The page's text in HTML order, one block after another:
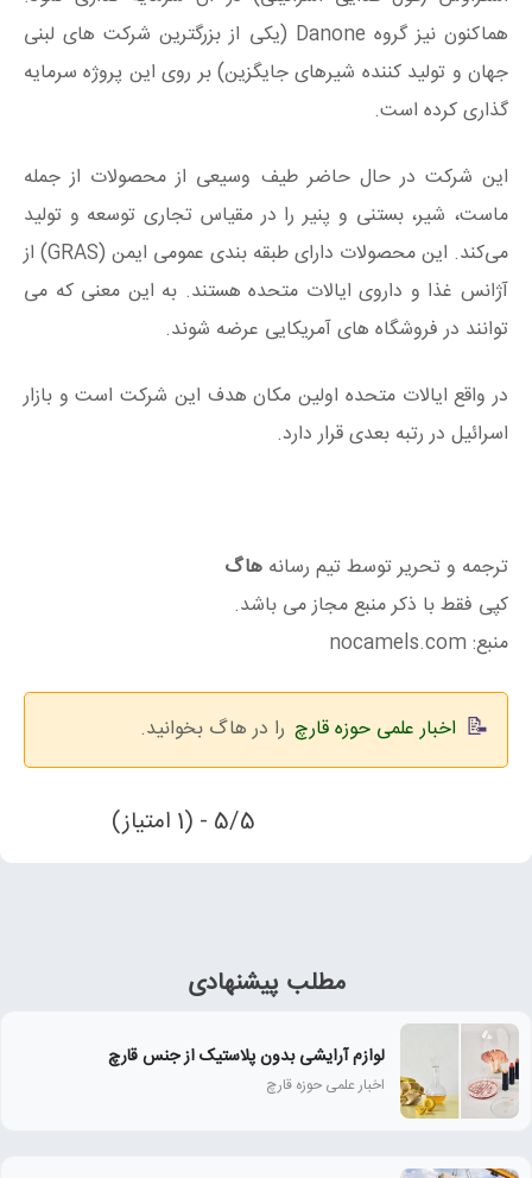
هماکنون نیز گروه Danone (یکی از بزرگترین شرکت های لبنی
جهان و تولید کننده شیرهای جایگزین) بر روی این پروژه سرمایه
گذاری کرده است.
این شرکت در حال حاضر طیف وسیعی از محصولات از جمله
ماست، شیر، بستنی و پنیر را در مقیاس تجاری توسعه و تولید
می‌کند. این محصولات دارای طبقه بندی عمومی ایمن (GRAS) از
آژانس غذا و داروی ایالات متحده هستند. به این معنی که می
توانند در فروشگاه های آمریکایی عرضه شوند.
در واقع ایالات متحده اولین مکان هدف این شرکت است و بازار
اسرائیل در رتبه بعدی قرار دارد.
ترجمه و تحریر توسط تیم رسانه هاگ
کپی فقط با ذکر منبع مجاز می باشد.
منبع: nocamels.com
اخبار علمی حوزه قارچ را در هاگ بخوانید.
5/5 - (1 امتیاز)
مطلب پیشنهادی
لوازم آرایشی بدون پلاستیک از جنس قارچ
اخبار علمی حوزه قارچ